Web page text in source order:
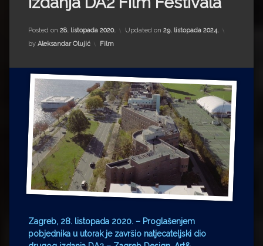
Impressum
Milenko Strižak
Drugi autori
Drugi autori
Ljiljana Lekanić-Kljaić
Željko Krznarić
Mario Lovreković
Miroslav Šantek
Posted on 28. listopada 2020. Updated on 29. listopada 2024.
by Aleksandar Olujić Kategorije:
Film
Zagreb, 28. listopada 2020. – Proglašenjem
pobjednika u utorak je završio natjecateljski dio